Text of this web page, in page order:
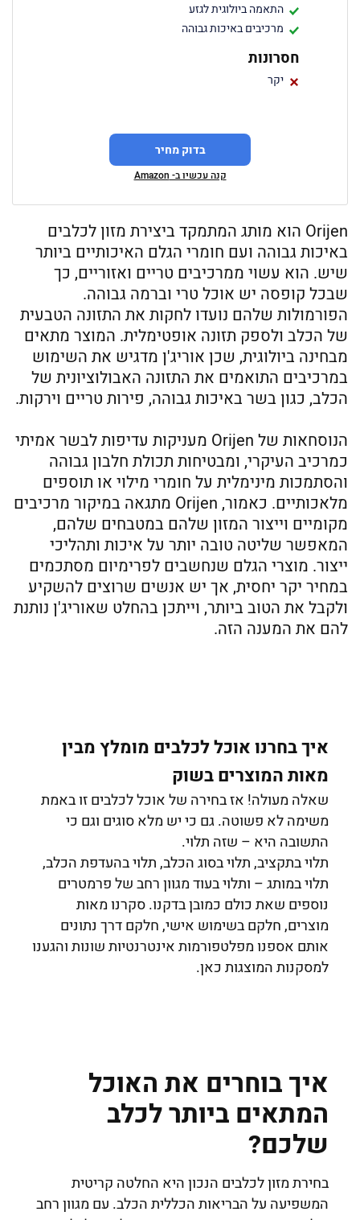
התאמה ביולוגית לגזע
מרכיבים באיכות גבוהה
חסרונות
יקר
בדוק מחיר
קנה עכשיו ב- Amazon
Orijen הוא מותג המתמקד ביצירת מזון לכלבים
באיכות גבוהה ועם חומרי הגלם האיכותיים ביותר
שיש. הוא עשוי ממרכיבים טריים ואזוריים, כך
שבכל קופסה יש אוכל טרי וברמה גבוהה.
הפורמולות שלהם נועדו לחקות את התזונה הטבעית
של הכלב ולספק תזונה אופטימלית. המוצר מתאים
מבחינה ביולוגית, שכן אוריג'ן מדגיש את השימוש
במרכיבים התואמים את התזונה האבולוציונית של
הכלב, כגון בשר באיכות גבוהה, פירות טריים וירקות.
הנוסחאות של Orijen מעניקות עדיפות לבשר אמיתי
כמרכיב העיקרי, ומבטיחות תכולת חלבון גבוהה
והסתמכות מינימלית על חומרי מילוי או תוספים
מלאכותיים. כאמור, Orijen מתגאה במיקור מרכיבים
מקומיים וייצור המזון שלהם במטבחים שלהם,
המאפשר שליטה טובה יותר על איכות ותהליכי
ייצור. מוצרי הגלם שנחשבים לפרימיום מסתכמים
במחיר יקר יחסית, אך יש אנשים שרוצים להשקיע
ולקבל את הטוב ביותר, וייתכן בהחלט שאוריג'ן נותנת
להם את המענה הזה.
איך בחרנו אוכל לכלבים מומלץ מבין
מאות המוצרים בשוק
שאלה מעולה! אז בחירה של אוכל לכלבים זו באמת
משימה לא פשוטה. גם כי יש מלא סוגים וגם כי
התשובה היא – שזה תלוי.
תלוי בתקציב, תלוי בסוג הכלב, תלוי בהעדפת הכלב,
תלוי במותג – ותלוי בעוד מגוון רחב של פרמטרים
נוספים שאת כולם כמובן בדקנו. סקרנו מאות
מוצרים, חלקם בשימוש אישי, חלקם דרך נתונים
אותם אספנו מפלטפורמות אינטרנטיות שונות והגענו
למסקנות המוצגות כאן.
איך בוחרים את האוכל
המתאים ביותר לכלב
שלכם?
בחירת מזון לכלבים הנכון היא החלטה קריטית
המשפיעה על הבריאות הכללית הכלב. עם מגוון רחב